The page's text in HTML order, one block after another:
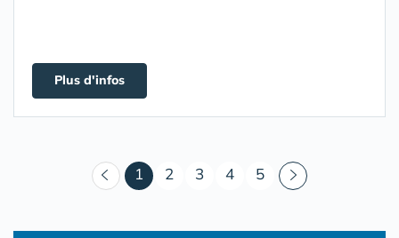
Plus d'infos
1 (courant)
2 3 4 5